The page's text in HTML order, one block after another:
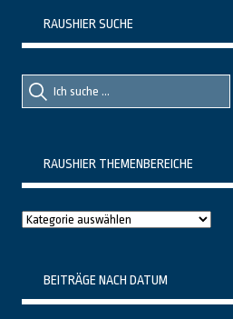
RAUSHIER SUCHE
Suche
nach::
Suche
nach:
RAUSHIER THEMENBEREICHE
Raushier
BEITRÄGE NACH DATUM